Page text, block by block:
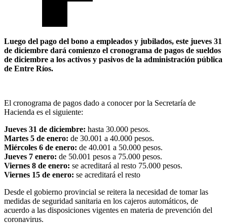
Luego del pago del bono a empleados y jubilados, este jueves 31
de diciembre dará comienzo el cronograma de pagos de sueldos
de diciembre a los activos y pasivos de la administración pública
de Entre Ríos.
El cronograma de pagos dado a conocer por la Secretaría de
Hacienda es el siguiente:
Jueves 31 de diciembre: hasta 30.000 pesos.
Martes 5 de enero: de 30.001 a 40.000 pesos.
Miércoles 6 de enero: de 40.001 a 50.000 pesos.
Jueves 7 enero: de 50.001 pesos a 75.000 pesos.
Viernes 8 de enero: se acreditará al resto 75.000 pesos.
Viernes 15 de enero: se acreditará el resto
Desde el gobierno provincial se reitera la necesidad de tomar las
medidas de seguridad sanitaria en los cajeros automáticos, de
acuerdo a las disposiciones vigentes en materia de prevención del
coronavirus.